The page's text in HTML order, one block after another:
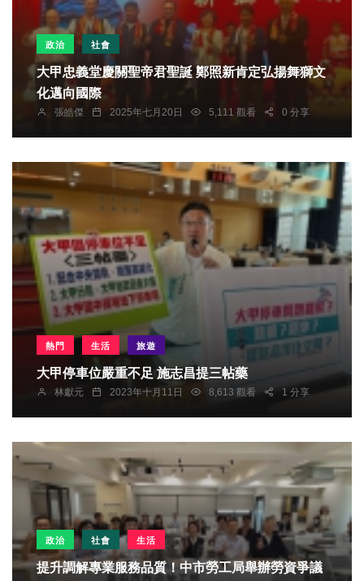
政治 社會
大甲忠義堂慶關聖帝君聖誕 鄭照新肯定弘揚舞獅文
化邁向國際
張皓傑 2025年七月20日 5,111 觀看 0 分享
熱門 生活 旅遊
大甲停車位嚴重不足 施志昌提三帖藥
林獻元 2023年十月11日 8,613 觀看 1 分享
政治 社會 生活
提升調解專業服務品質！中市勞工局舉辦勞資爭議